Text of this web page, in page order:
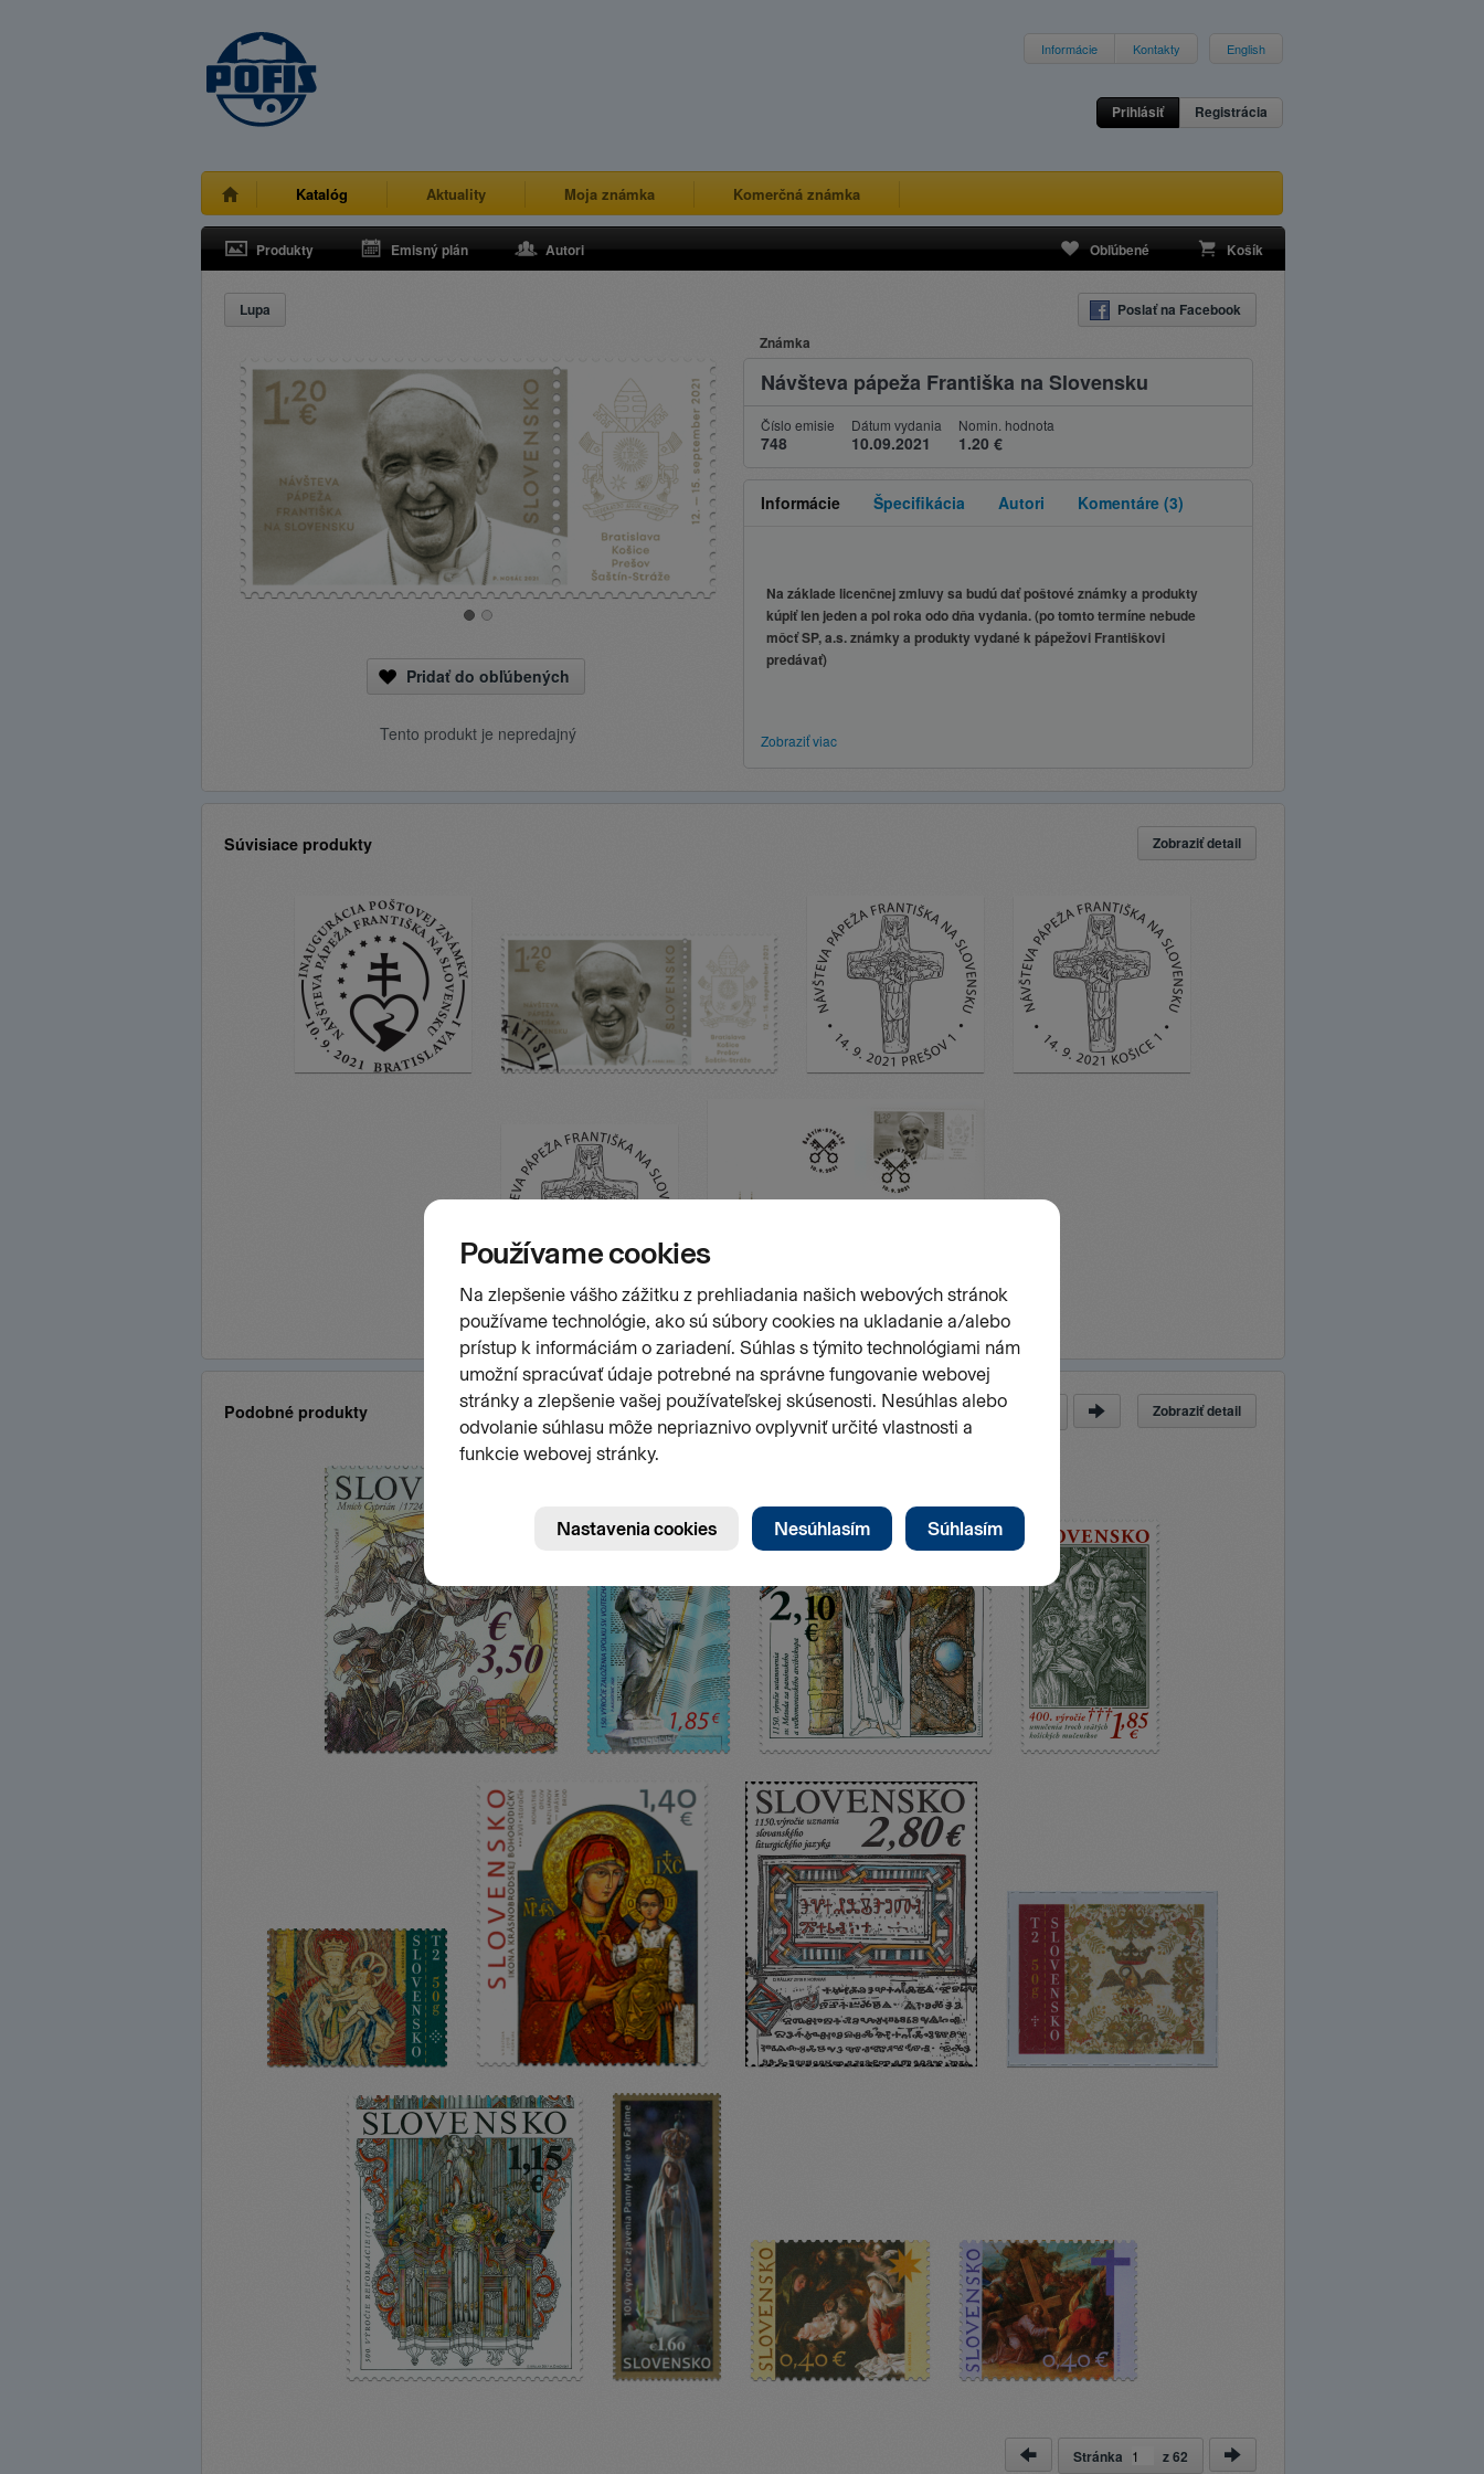
Informácie Kontakty English
Prihlásiť Registrácia
Katalóg Aktuality Moja známka Komerčná známka
Produkty Emisný plán Autori Obľúbené Košík
Lupa Poslať na Facebook
Pridať do obľúbených
Tento produkt je nepredajný
Známka
Návšteva pápeža Františka na Slovensku
Číslo emisie
748
Dátum vydania
10.09.2021
Nomin. hodnota
1.20 €
Informácie Špecifikácia Autori Komentáre (3)
Na základe licenčnej zmluvy sa budú dať poštové známky a produkty
kúpiť len jeden a pol roka odo dňa vydania. (po tomto termíne nebude
môcť SP, a.s. známky a produkty vydané k pápežovi Františkovi
predávať)
Zobraziť viac
Súvisiace produkty Zobraziť detail
Podobné produkty Zobraziť detail
Stránka
Stránka z62